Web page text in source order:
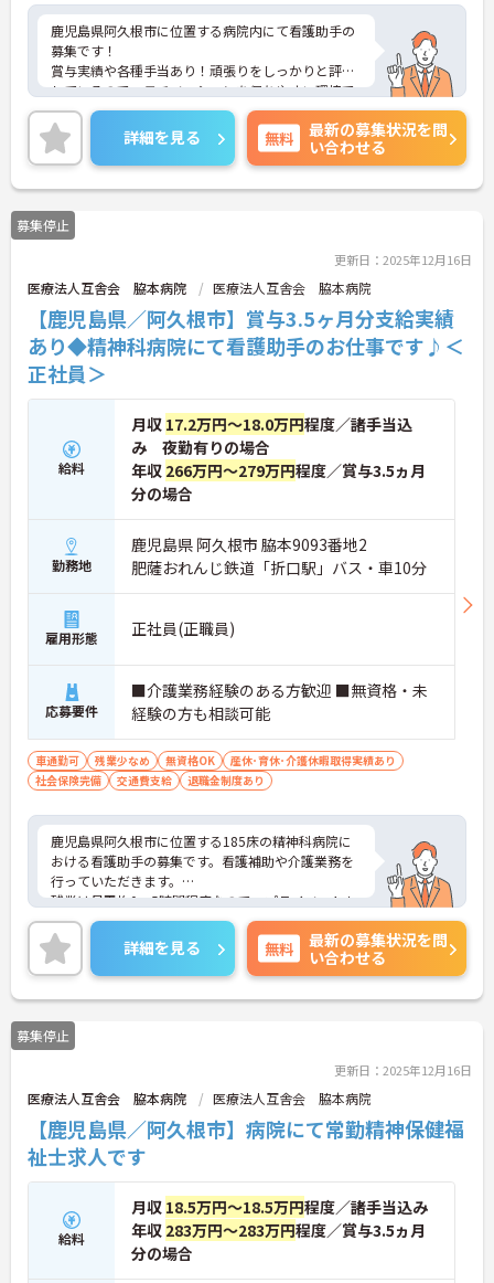
鹿児島県阿久根市に位置する病院内にて看護助手の
募集です！
賞与実績や各種手当あり！頑張りをしっかりと評価
しているので、モチベーションを保ちやすい環境で
す◎
ご興味ある方には、面接のポイントなど、さらに詳
細をお話致しますのでお気軽にご相談ください。
詳細を見る 無料
最新の募集状況を問
い合わせる
募集停止
更新日：2025年12月16日
医療法人互舎会 脇本病院 医療法人互舎会 脇本病院
【鹿児島県／阿久根市】賞与3.5ヶ月分支給実績
あり◆精神科病院にて看護助手のお仕事です♪＜
正社員＞
給料
月収 17.2万円～18.0万円程度／諸手当込
み 夜勤有りの場合
年収 266万円～279万円程度／賞与3.5ヵ月
分の場合
勤務地
鹿児島県 阿久根市 脇本9093番地2
肥薩おれんじ鉄道「折口駅」バス・車10分
雇用形態 正社員(正職員)
応募要件
■介護業務経験のある方歓迎 ■無資格・未
経験の方も相談可能
車通勤可 残業少なめ 無資格OK
産休･育休･介護休暇取得実績あり
社会保険完備
交通費支給 退職金制度あり
鹿児島県阿久根市に位置する185床の精神科病院に
おける看護助手の募集です。看護補助や介護業務を
行っていただきます。
残業は月平均0～5時間程度なので、プライベートも
充実できる環境です。
ご興味のある方には、面接対策ポイントなど、さら
に詳細をお話しいたしますのでお気軽にご相談くだ
さい！
詳細を見る 無料
最新の募集状況を問
い合わせる
募集停止
更新日：2025年12月16日
医療法人互舎会 脇本病院 医療法人互舎会 脇本病院
【鹿児島県／阿久根市】病院にて常勤精神保健福
祉士求人です
給料
月収 18.5万円～18.5万円程度／諸手当込み
年収 283万円～283万円程度／賞与3.5ヵ月
分の場合